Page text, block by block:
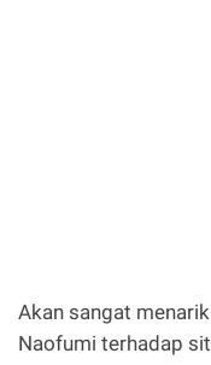
Akan sangat
Naofumi terhadap